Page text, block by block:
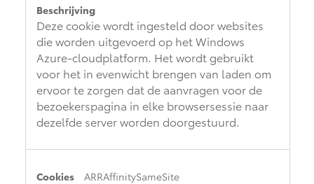
Deze cookie wordt ingesteld door websites
die worden uitgevoerd op het Windows
Azure-cloudplatform. Het wordt gebruikt
voor het in evenwicht brengen van laden om
ervoor te zorgen dat de aanvragen voor de
bezoekerspagina in elke browsersessie naar
dezelfde server worden doorgestuurd.
ARRAffinitySameSite